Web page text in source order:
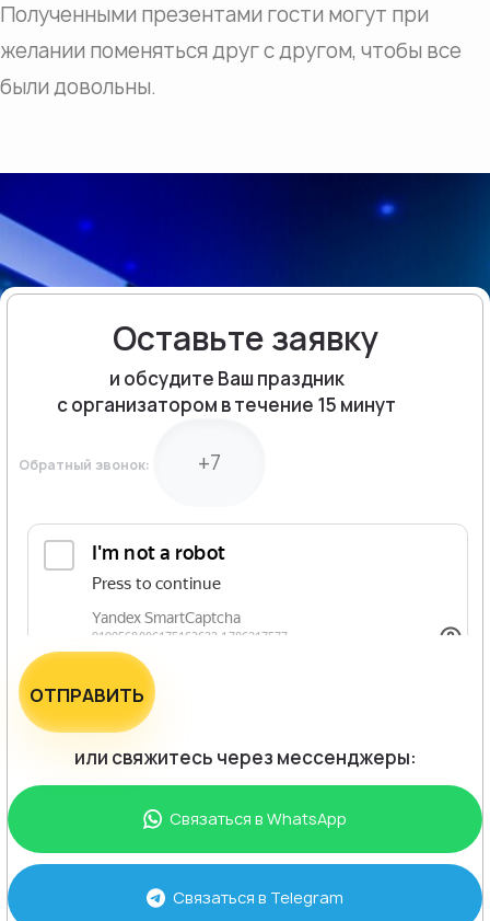
Полученными презентами гости могут при
желании поменяться друг с другом, чтобы все
были довольны.
Оставьте заявку
и обсудите Ваш праздник
с организатором в течение 15 минут
Обратный звонок:
ОТПРАВИТЬ
или свяжитесь через мессенджеры:
Связаться вWhatsApp
Связаться в Telegram